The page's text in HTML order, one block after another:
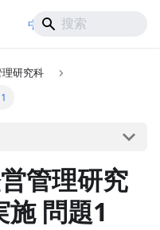
中文/ 日本語
研究科
管理研究
問題1